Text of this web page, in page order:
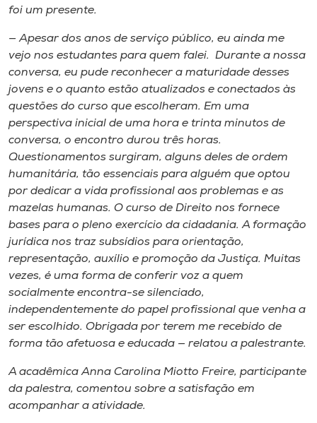
foi um presente.
— Apesar dos anos de serviço público, eu ainda me
vejo nos estudantes para quem falei. Durante a nossa
conversa, eu pude reconhecer a maturidade desses
jovens e o quanto estão atualizados e conectados às
questões do curso que escolheram. Em uma
perspectiva inicial de uma hora e trinta minutos de
conversa, o encontro durou três horas.
Questionamentos surgiram, alguns deles de ordem
humanitária, tão essenciais para alguém que optou
por dedicar a vida profissional aos problemas e as
mazelas humanas. O curso de Direito nos fornece
bases para o pleno exercício da cidadania. A formação
jurídica nos traz subsídios para orientação,
representação, auxílio e promoção da Justiça. Muitas
vezes, é uma forma de conferir voz a quem
socialmente encontra-se silenciado,
independentemente do papel profissional que venha a
ser escolhido. Obrigada por terem me recebido de
forma tão afetuosa e educada — relatou a palestrante.
A acadêmica Anna Carolina Miotto Freire, participante
da palestra, comentou sobre a satisfação em
acompanhar a atividade.